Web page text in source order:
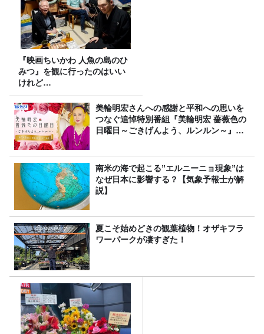
『映画ちいかわ 人魚の島のひ
みつ』を観に行ったのはいい
けれど…
美輪明宏さんへの感謝と平和への思いを
つなぐ追悼特別番組『美輪明宏 薔薇色の
日曜日～ごきげんよう、ルンルン～』
南米の海で起こる”エルニーニョ現象”は
なぜ日本に影響する？【気象予報士が解
説】
夏こそ始めどきの観葉植物！オザキフラ
ワーパークが凄すぎた！